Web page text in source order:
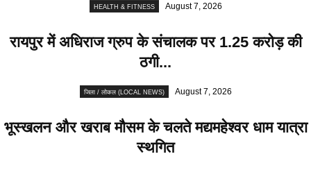
HEALTH & FITNESS August 7, 2026
रायपुर में अधिराज ग्रुप के संचालक पर 1.25 करोड़ की
ठगी...
जिला / लोकल (LOCAL NEWS) August 7, 2026
भूस्खलन और खराब मौसम के चलते मद्यमहेश्वर धाम यात्रा
स्थगित